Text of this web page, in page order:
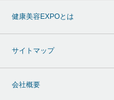
健康美容EXPOとは
サイトマップ
会社概要